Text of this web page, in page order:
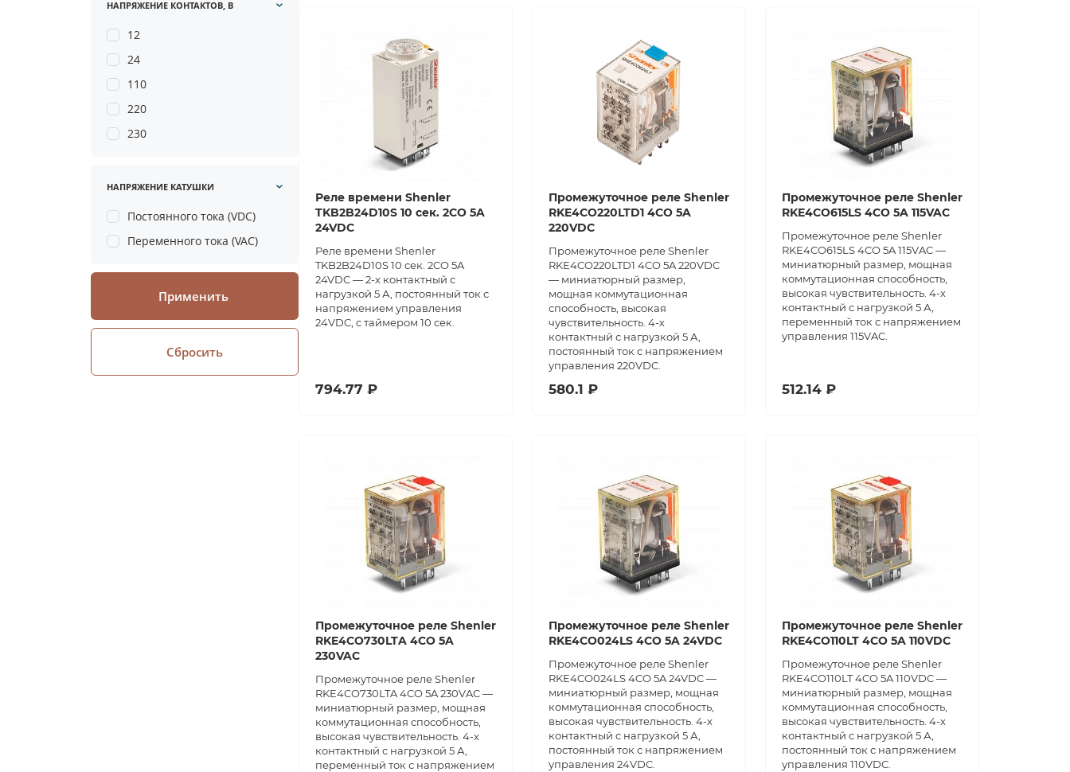
НАПРЯЖЕНИЕ КОНТАКТОВ, В
12
24
110
220
230
НАПРЯЖЕНИЕ КАТУШКИ
Постоянного тока (VDC)
Переменного тока (VAC)
Применить
Сбросить
Реле времени Shenler
TKB2B24D10S 10 сек. 2CO 5A
24VDC
Реле времени Shenler
TKB2B24D10S 10 сек. 2CO 5A
24VDC — 2-х контактный с
нагрузкой 5 А, постоянный ток с
напряжением управления
24VDC, с таймером 10 сек.
794.77 ₽
Промежуточное реле Shenler
RKE4CO220LTD1 4CO 5A
220VDC
Промежуточное реле Shenler
RKE4CO220LTD1 4CO 5A 220VDC
— миниатюрный размер,
мощная коммутационная
способность, высокая
чувствительность. 4-х
контактный с нагрузкой 5 А,
постоянный ток с напряжением
управления 220VDC.
580.1 ₽
Промежуточное реле Shenler
RKE4CO615LS 4CO 5A 115VAC
Промежуточное реле Shenler
RKE4CO615LS 4CO 5A 115VAC —
миниатюрный размер, мощная
коммутационная способность,
высокая чувствительность. 4-х
контактный с нагрузкой 5 А,
переменный ток с напряжением
управления 115VAC.
512.14 ₽
Промежуточное реле Shenler
RKE4CO730LTA 4CO 5A
230VAC
Промежуточное реле Shenler
RKE4CO730LTA 4CO 5A 230VAC —
миниатюрный размер, мощная
коммутационная способность,
высокая чувствительность. 4-х
контактный с нагрузкой 5 А,
переменный ток с напряжением
Промежуточное реле Shenler
RKE4CO024LS 4CO 5A 24VDC
Промежуточное реле Shenler
RKE4CO024LS 4CO 5A 24VDC —
миниатюрный размер, мощная
коммутационная способность,
высокая чувствительность. 4-х
контактный с нагрузкой 5 А,
постоянный ток с напряжением
управления 24VDC.
Промежуточное реле Shenler
RKE4CO110LT 4CO 5A 110VDC
Промежуточное реле Shenler
RKE4CO110LT 4CO 5A 110VDC —
миниатюрный размер, мощная
коммутационная способность,
высокая чувствительность. 4-х
контактный с нагрузкой 5 А,
постоянный ток с напряжением
управления 110VDC.